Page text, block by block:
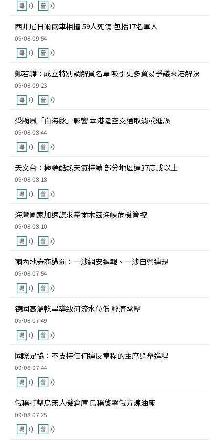
西非尼日爾兩車相撞 59人死傷 包括17名軍人
09/08 09:54
鄭若驊：成立特別調解員名單 吸引更多貿易爭議來港解決
09/08 09:23
受颱風「白海豚」影響 本港陸空交通取消或延誤
09/08 08:44
天文台：極端酷熱天氣持續 部分地區達37度或以上
09/08 08:18
海灣國家加速謀求霍爾木茲海峽危機管控
09/08 08:10
兩內地券商遭罰：一涉網安遲報、一涉自營違規
09/08 07:54
德國高溫乾旱導致河流水位低 經濟承壓
09/08 07:49
國際足協：不支持任何違反章程的主席選舉進程
09/08 07:44
俄稱打擊烏無人機倉庫 烏稱襲擊俄方煉油廠
09/08 07:25